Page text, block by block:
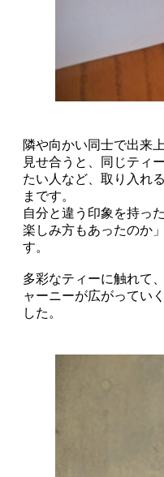
隣や向かい同士で出来
見せ合うと、同じティ
たい人など、取り入れ
まです。
自分と違う印象を持っ
楽しみ方もあったのか
す。
多彩なティーに触れて
ャーニーが広がってい
した。